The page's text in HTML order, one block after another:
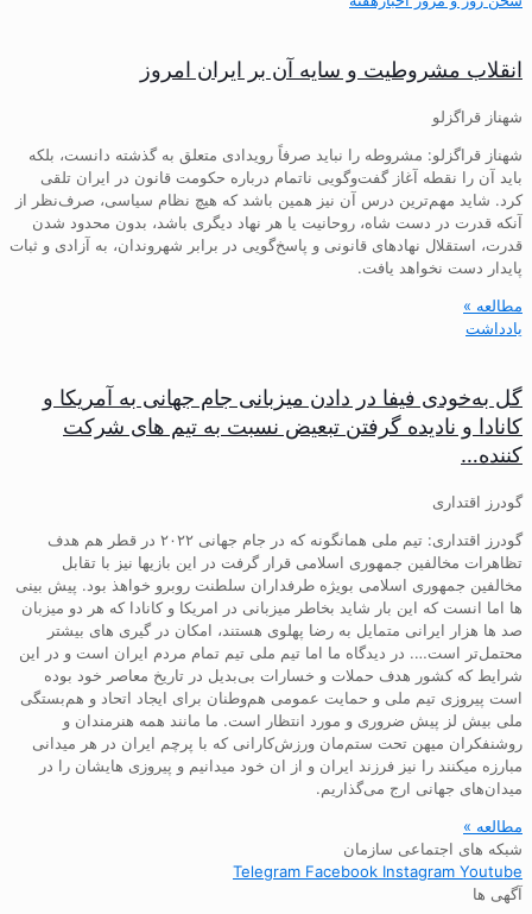
انقلاب مشروطیت و سایه آن بر ایران امروز
شهناز قراگزلو
شهناز قراگزلو: مشروطه را نباید صرفاً رویدادی متعلق به گذشته دانست، بلکه
باید آن را نقطه آغاز گفت‌وگویی ناتمام درباره حکومت قانون در ایران تلقی
کرد. شاید مهم‌ترین درس آن نیز همین باشد که هیچ نظام سیاسی، صرف‌نظر از
آنکه قدرت در دست شاه، روحانیت یا هر نهاد دیگری باشد، بدون محدود شدن
قدرت، استقلال نهادهای قانونی و پاسخ‌گویی در برابر شهروندان، به آزادی و ثبات
پایدار دست نخواهد یافت.
مطالعه »
یادداشت
گل به‌خودی فیفا در دادن میزبانی جام جهانی به آمریکا و
کانادا و نادیده گرفتن تبعیض نسبت به تیم های شرکت
کننده…
گودرز اقتداری
گودرز اقتداری: تیم ملی همانگونه که در جام جهانی ۲۰۲۲ در قطر هم هدف
تظاهرات مخالفین جمهوری اسلامی قرار گرفت در این بازیها نیز با تقابل
مخالفین جمهوری اسلامی بویژه طرفداران سلطنت روبرو خواهذ بود. پیش بینی
ها اما انست که این بار شاید بخاطر میزبانی در امریکا و کانادا که هر دو میزبان
صد ها هزار ایرانی متمایل به رضا پهلوی هستند، امکان در گیری های بیشتر
محتمل‌تر است…. در دیدگاه ما اما تیم ملی تیم تمام مردم ایران است و در این
شرایط که کشور هدف حملات و خسارات بی‌بدیل در تاریخ معاصر خود بوده
است پیروزی تیم ملی و حمایت عمومی هم‌وطنان برای ایجاد اتحاد و هم‌بستگی
ملی بیش لز پیش ضروری و مورد انتظار است. ما مانند همه هنرمندان و
روشنفکران میهن تحت ستم‌مان ورزش‌کارانی که با پرچم ایران در هر میدانی
مبارزه میکنند را نیز فرزند ایران و از ان خود میدانیم و پیروزی هایشان را در
میدان‌های جهانی ارج می‌گذاریم.
مطالعه »
شبکه های اجتماعی سازمان
Telegram Facebook Instagram Youtube
آگهی ها